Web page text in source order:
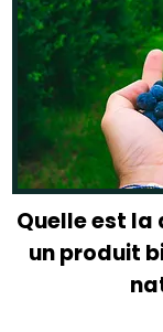
Quelle est
un produit